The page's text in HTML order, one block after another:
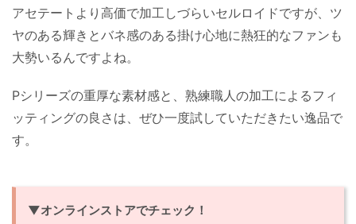
アセテートより高価で加工しづらいセルロイドですが、ツ
ヤのある輝きとバネ感のある掛け心地に熱狂的なファンも
大勢いるんですよね。
Pシリーズの重厚な素材感と、熟練職人の加工によるフィ
ッティングの良さは、ぜひ一度試していただきたい逸品で
す。
▼オンラインストアでチェック！